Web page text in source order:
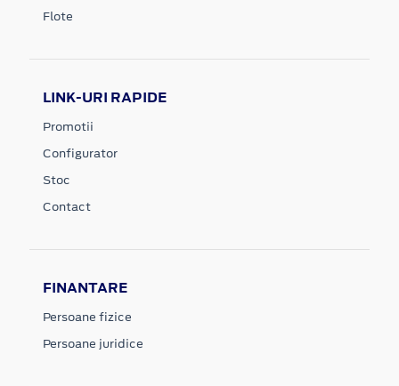
Flote
LINK-URI RAPIDE
Promotii
Configurator
Stoc
Contact
FINANTARE
Persoane fizice
Persoane juridice